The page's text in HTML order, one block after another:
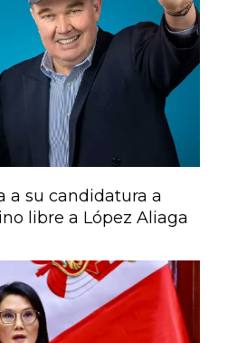
a su candidatura a
libre a López Aliaga